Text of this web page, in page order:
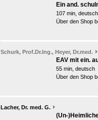
Ein and.
107 min, deutsch
Über den Shop
Schurk, Prof.Dr.Ing., Heyer, Dr.med.
EAV mit ein.
55 min, deutsch
Über den Shop
Lacher, Dr. med. G.
(Un-